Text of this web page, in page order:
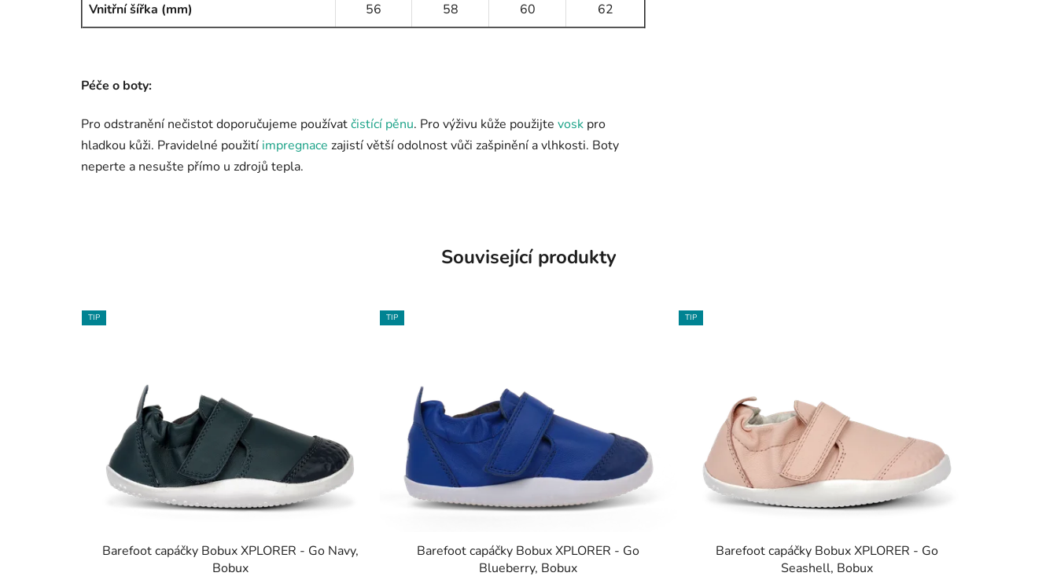
Vnitřní šířka (mm)
56 58 60 62
Péče o boty:
Pro odstranění nečistot doporučujeme používatčistící pěnu. Pro výživu kůže použijte vosk pro
hladkou kůži. Pravidelné použití impregnace zajistí větší odolnost vůči zašpinění a vlhkosti. Boty
neperte a nesušte přímo u zdrojů tepla.
Související produkty
TIP
Barefoot capáčky Bobux XPLORER - Go Navy,
Bobux
TIP
Barefoot capáčky Bobux XPLORER - Go
Blueberry, Bobux
TIP
Barefoot capáčky Bobux XPLORER - Go
Seashell, Bobux